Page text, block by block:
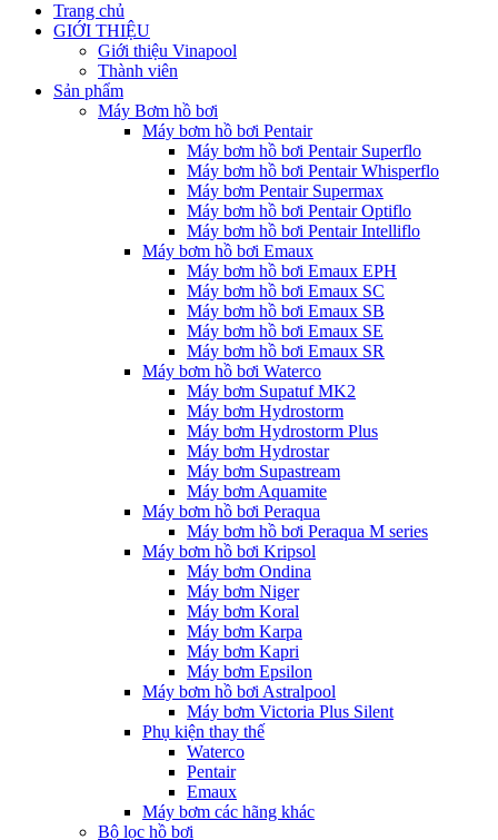
Trang chủ
GIỚI THIỆU
Giới thiệu Vinapool
Thành viên
Sản phẩm
Máy Bơm hồ bơi
Máy bơm hồ bơi Pentair
Máy bơm hồ bơi Pentair Superflo
Máy bơm hồ bơi Pentair Whisperflo
Máy bơm Pentair Supermax
Máy bơm hồ bơi Pentair Optiflo
Máy bơm hồ bơi Pentair Intelliflo
Máy bơm hồ bơi Emaux
Máy bơm hồ bơi Emaux EPH
Máy bơm hồ bơi Emaux SC
Máy bơm hồ bơi Emaux SB
Máy bơm hồ bơi Emaux SE
Máy bơm hồ bơi Emaux SR
Máy bơm hồ bơi Waterco
Máy bơm Supatuf MK2
Máy bơm Hydrostorm
Máy bơm Hydrostorm Plus
Máy bơm Hydrostar
Máy bơm Supastream
Máy bơm Aquamite
Máy bơm hồ bơi Peraqua
Máy bơm hồ bơi Peraqua M series
Máy bơm hồ bơi Kripsol
Máy bơm Ondina
Máy bơm Niger
Máy bơm Koral
Máy bơm Karpa
Máy bơm Kapri
Máy bơm Epsilon
Máy bơm hồ bơi Astralpool
Máy bơm Victoria Plus Silent
Phụ kiện thay thế
Waterco
Pentair
Emaux
Máy bơm các hãng khác
Bộ lọc hồ bơi